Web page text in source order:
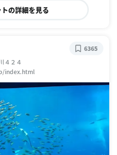
の詳細を見る
４２４
index.html
6365